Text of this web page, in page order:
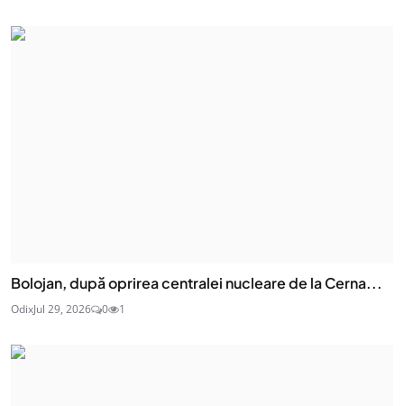
Bolojan, după oprirea centralei nucleare de la Cerna...
OdixJul 29, 2026 0 1